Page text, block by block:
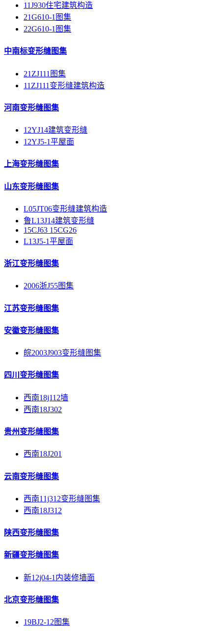
11J930住宅建筑构造
21G610-1图集
22G610-1图集
中南标变形缝图集
21ZJ111图集
11ZJ111变形缝建筑构造
河南变形缝图集
12YJ14建筑变形缝
12YJ5-1平屋面
上海变形缝图集
山东变形缝图集
L05JT06变形缝建筑构造
鲁L13J14建筑变形缝
15CJ63 15CG26
L13J5-1平屋面
浙江变形缝图集
2006浙J55图集
江苏变形缝图集
安徽变形缝图集
皖2003J903变形缝图集
四川变形缝图集
西南18j112墙
西南18J302
贵州变形缝图集
西南18J201
云南变形缝图集
西南11j312变形缝图集
西南18J312
陕西变形缝图集
新疆变形缝图集
新12j04-1内装修墙面
北京变形缝图集
19BJ2-12图集